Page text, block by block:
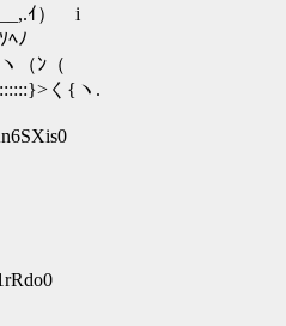
ｲ） i
ﾍﾉ
（ﾝ（
く{ヽ.